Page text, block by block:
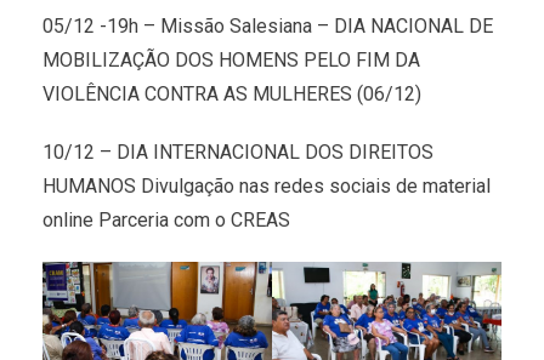
05/12 -19h – Missão Salesiana – DIA NACIONAL DE
MOBILIZAÇÃO DOS HOMENS PELO FIM DA
VIOLÊNCIA CONTRA AS MULHERES (06/12)
10/12 – DIA INTERNACIONAL DOS DIREITOS
HUMANOS Divulgação nas redes sociais de material
online Parceria com o CREAS